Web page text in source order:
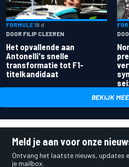
FORMULE 18 d
DOOR FILIP CLEEREN
Het opvallende aan
Antonelli's snelle
transformatie tot F1-
titelkandidaat
BEKIJK
Meld je aan voor onze
Ontvang het laatste nieuws, updates
je mailbox.